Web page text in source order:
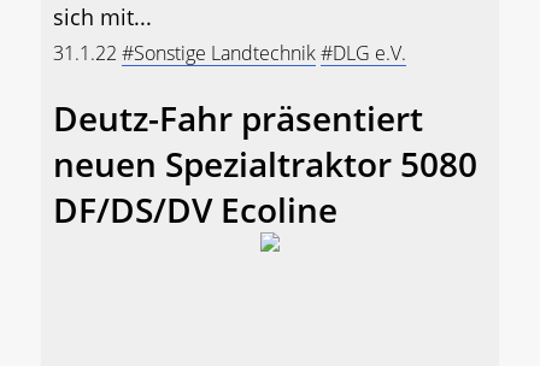
sich mit...
31.1.22 #Sonstige Landtechnik#DLG e.V.
Deutz-Fahr präsentiert
neuen Spezialtraktor 5080
DF/DS/DV Ecoline